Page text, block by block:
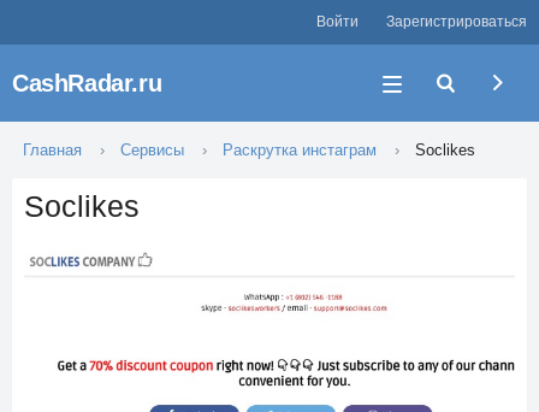
Войти Зарегистрироваться
CashRadar.ru
Главная Сервисы Раскрутка инстаграм Soclikes
Soclikes